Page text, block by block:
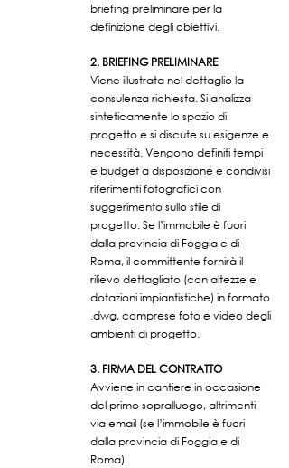
briefing preliminare per la
definizione degli obiettivi.
2. BRIEFING PRELIMINARE
Viene illustrata nel dettaglio la
consulenza richiesta. Si analizza
sinteticamente lo spazio di
progetto e si discute su esigenze e
necessità. Vengono definiti tempi
e budget a disposizione e condivisi
riferimenti fotografici con
suggerimento sullo stile di
progetto. Se l’immobile è fuori
dalla provincia di Foggia e di
Roma, il committente fornirà il
rilievo dettagliato (con altezze e
dotazioni impiantistiche) in formato
.dwg, comprese foto e video degli
ambienti di progetto.
3. FIRMA DEL CONTRATTO
Avviene in cantiere in occasione
del primo sopralluogo, altrimenti
via email (se l’immobile è fuori
dalla provincia di Foggia e di
Roma).